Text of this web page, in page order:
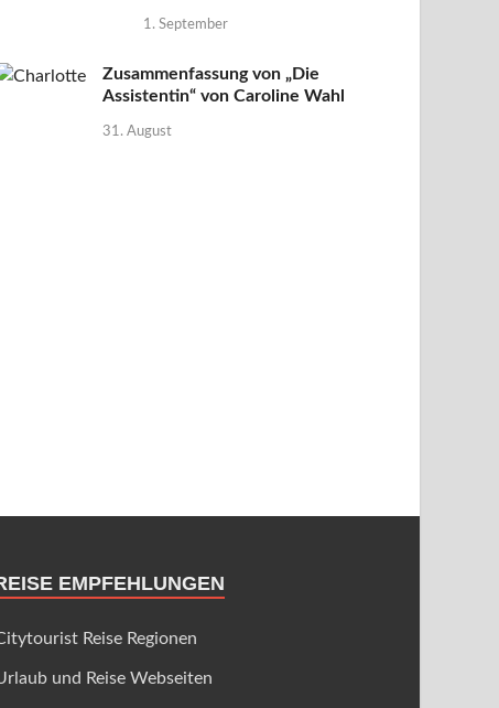
1. September
Zusammenfassung von „Die
Assistentin“ von Caroline Wahl
31. August
EMPFEHLUNGEN
Reise Regionen
und Reise Webseiten